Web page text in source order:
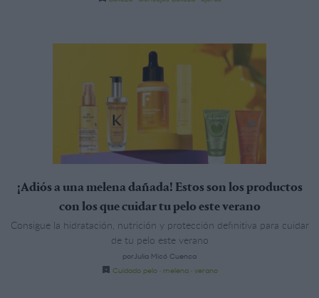
¡Adiós a una melena dañada! Estos son los productos
con los que cuidar tu pelo este verano
Consigue la hidratación, nutrición y protección definitiva para cuidar
de tu pelo este verano
porJulia Micó Cuenca
Cuidado pelo· melena· verano